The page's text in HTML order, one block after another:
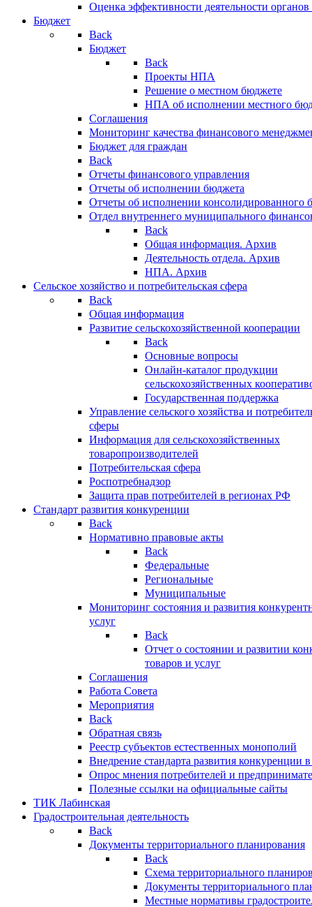
Оценка эффективности деятельности
Бюджет
Back
Бюджет
Back
Проекты НПА
Решение о местном бюджете
НПА об исполнении местного
Соглашения
Мониторинг качества финансового
Бюджет для граждан
Back
Отчеты финансового управления
Отчеты об исполнении бюджета
Отчеты об исполнении консолидированного
Отдел внутреннего муниципального
Back
Общая информация. Архив
Деятельность отдела. Архив
НПА. Архив
Сельское хозяйство и потребительская сфера
Back
Общая информация
Развитие сельскохозяйственной кооперации
Back
Основные вопросы
Онлайн-каталог продукции
сельскохозяйственных
Государственная поддержка
Управление сельского хозяйства и
сферы
Информация для сельскохозяйственных
товаропроизводителей
Потребительская сфера
Роспотребнадзор
Защита прав потребителей в регионах РФ
Стандарт развития конкуренции
Back
Нормативно правовые акты
Back
Федеральные
Региональные
Муниципальные
Мониторинг состояния и развития
услуг
Back
Отчет о состоянии и развитии
товаров и услуг
Соглашения
Работа Совета
Мероприятия
Back
Обратная связь
Реестр субъектов естественных монополий
Внедрение стандарта развития конкуренции
Опрос мнения потребителей и
Полезные ссылки на официальные сайты
ТИК Лабинская
Градостроительная деятельность
Back
Документы территориального планирования
Back
Схема территориального
Документы территориального
Местные нормативы